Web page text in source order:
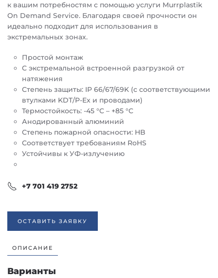
к вашим потребностям с помощью услуги Murrplastik
On Demand Service. Благодаря своей прочности он
идеально подходит для использования в
экстремальных зонах.
Простой монтаж
С экстремальной встроенной разгрузкой от
натяжения
Степень защиты: IP 66/67/69K (с соответствующими
втулками KDT/P-Ex и проводами)
Термостойкость: -45 °C – +85 °C
Анодированный алюминий
Степень пожарной опасности: HB
Соответствует требованиям RoHS
Устойчивы к УФ-излучению
+7 701 419 2752
ОСТАВИТЬ ЗАЯВКУ
ОПИСАНИЕ
Варианты